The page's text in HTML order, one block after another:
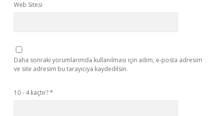
Web Sitesi
Daha sonraki yorumlarımda kullanılması için adım, e-posta adresim
ve site adresim bu tarayıcıya kaydedilsin.
10 - 4 kaçtır?*